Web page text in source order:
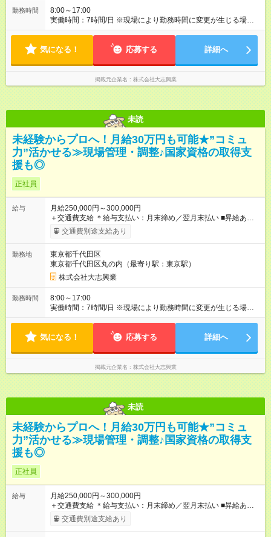
勤務時間
8:00～17:00
実働時間：7時間/日 ※現場により勤務時間に変更が生じる場合が
あります。 ■休憩2時間（30分／1時間／30分）
気になる！ 応募する 詳細へ
掲載元企業名 株式会社大志興業
未読
未経験からプロへ！月給30万円も可能★”コミュ
力”活かせる≫現場管理・調整♪国家資格の取得支
援も◎
正社員
給与
月給250,000円～300,000円
＋交通費支給 ＊給与支払い：月末締め／翌月末払い ■昇給あり ■
賞与あり（業績による） ┗昨年実績：年2回(7月・12月) ■交通費
支給あり ┗会社から現場への距離分を支給します ■夜勤手当 ■家
交通費別途支給あり
勤務地
東京都千代田区
東京都千代田区丸の内（最寄り駅：東京駅）
株式会社大志興業
勤務時間
8:00～17:00
実働時間：7時間/日 ※現場により勤務時間に変更が生じる場合が
あります。 ■休憩2時間（30分／1時間／30分）
気になる！ 応募する 詳細へ
掲載元企業名 株式会社大志興業
未読
未経験からプロへ！月給30万円も可能★”コミュ
力”活かせる≫現場管理・調整♪国家資格の取得支
援も◎
正社員
給与
月給250,000円～300,000円
＋交通費支給 ＊給与支払い：月末締め／翌月末払い ■昇給あり ■
賞与あり（業績による） ┗昨年実績：年2回(7月・12月) ■交通費
支給あり ┗会社から現場への距離分を支給します ■夜勤手当 ■家
交通費別途支給あり